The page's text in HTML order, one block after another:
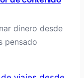
dinero desde
pensado